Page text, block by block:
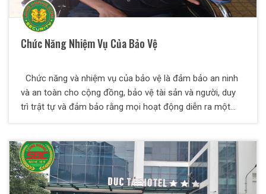
Chức Năng Nhiệm Vụ Của Bảo Vệ
Chức năng và nhiệm vụ của bảo vệ là đảm bảo an ninh
và an toàn cho cộng đồng, bảo vệ tài sản và người, duy
trì trật tự và đảm bảo rằng mọi hoạt động diễn ra một
nghiệp vụ an ninh là làm gì và một số yêu cầu đối với
nhân viên bảo vệ